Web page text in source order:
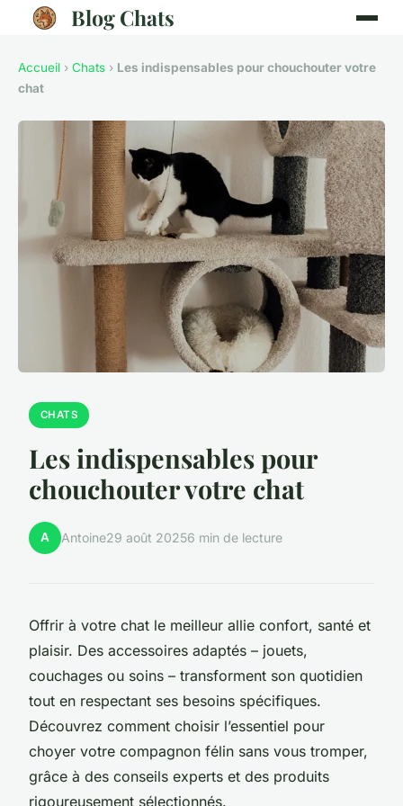
Blog Chats
Accueil › Chats › Les indispensables pour chouchouter votre
chat
CHATS
Les indispensables pour
chouchouter votre chat
A Antoine29 août 20256 min de lecture
Offrir à votre chat le meilleur allie confort, santé et
plaisir. Des accessoires adaptés – jouets,
couchages ou soins – transforment son quotidien
tout en respectant ses besoins spécifiques.
Découvrez comment choisir l’essentiel pour
choyer votre compagnon félin sans vous tromper,
grâce à des conseils experts et des produits
rigoureusement sélectionnés.